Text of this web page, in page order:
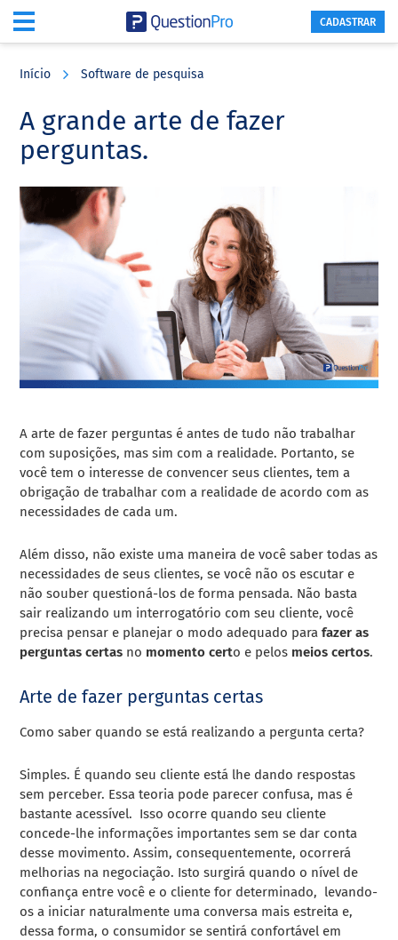
content
sidebar
CADASTRAR
Início Software de pesquisa
A grande arte de fazer
perguntas.
A arte de fazer perguntas é antes de tudo não trabalhar
com suposições, mas sim com a realidade. Portanto, se
você tem o interesse de convencer seus clientes, tem a
obrigação de trabalhar com a realidade de acordo com as
necessidades de cada um.
Além disso, não existe uma maneira de você saber todas as
necessidades de seus clientes, se você não os escutar e
não souber questioná-los de forma pensada. Não basta
sair realizando um interrogatório com seu cliente, você
precisa pensar e planejar o modo adequado parafazer as
perguntas certas no momento certo e pelos meios certos.
Arte de fazer perguntas certas
Como saber quando se está realizando a pergunta certa?
Simples. É quando seu cliente está lhe dando respostas
sem perceber. Essa teoria pode parecer confusa, mas é
bastante acessível. Isso ocorre quando seu cliente
concede-lhe informações importantes sem se dar conta
desse movimento. Assim, consequentemente, ocorrerá
melhorias na negociação. Isto surgirá quando o nível de
confiança entre você e o cliente for determinado, levando-
os a iniciar naturalmente uma conversa mais estreita e,
dessa forma, o consumidor se sentirá confortável em